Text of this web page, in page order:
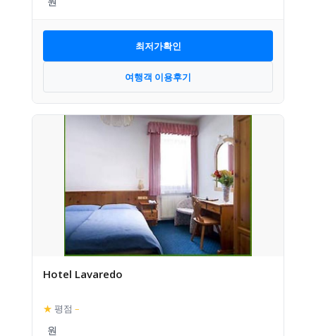
최저가확인
여행객 이용후기
Hotel Lavaredo
★ 평점 –